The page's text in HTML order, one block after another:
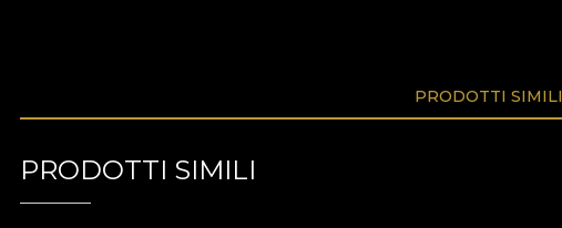
PRODOTTI SIMILI
PRODOTTI SIMILI